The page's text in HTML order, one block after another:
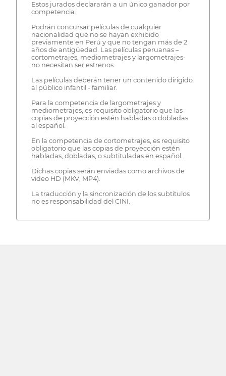
Estos jurados declararán a un único ganador por
competencia.
Podrán concursar películas de cualquier
nacionalidad que no se hayan exhibido
previamente en Perú y que no tengan más de 2
años de antigüedad. Las películas peruanas –
cortometrajes, mediometrajes y largometrajes-
no necesitan ser estrenos.
Las películas deberán tener un contenido dirigido
al público infantil - familiar.
Para la competencia de largometrajes y
mediometrajes, es requisito obligatorio que las
copias de proyección estén habladas o dobladas
al español.
En la competencia de cortometrajes, es requisito
obligatorio que las copias de proyección estén
habladas, dobladas, o subtituladas en español.
Dichas copias serán enviadas como archivos de
video HD (MKV, MP4).
La traducción y la sincronización de los subtítulos
no es responsabilidad del CINI.